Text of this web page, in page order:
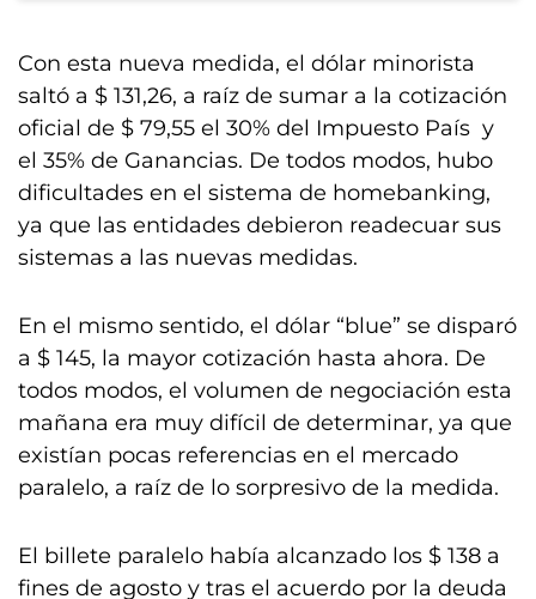
Con esta nueva medida, el dólar minorista
saltó a $ 131,26, a raíz de sumar a la cotización
oficial de $ 79,55 el 30% del Impuesto País y
el 35% de Ganancias. De todos modos, hubo
dificultades en el sistema de homebanking,
ya que las entidades debieron readecuar sus
sistemas a las nuevas medidas.
En el mismo sentido, el dólar “blue” se disparó
a $ 145, la mayor cotización hasta ahora. De
todos modos, el volumen de negociación esta
mañana era muy difícil de determinar, ya que
existían pocas referencias en el mercado
paralelo, a raíz de lo sorpresivo de la medida.
El billete paralelo había alcanzado los $ 138 a
fines de agosto y tras el acuerdo por la deuda